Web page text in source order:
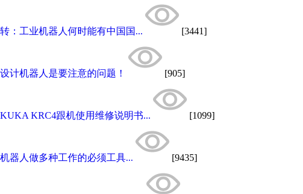
转：工业机器人何时能有中国国... [3441]
设计机器人是要注意的问题！ [905]
KUKA KRC4跟机使用维修说明书... [1099]
机器人做多种工作的必须工具... [9435]